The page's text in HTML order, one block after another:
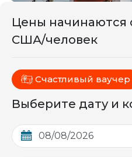
Цены начинаются
США/человек
Счастливый ваучер
Выберите дату и